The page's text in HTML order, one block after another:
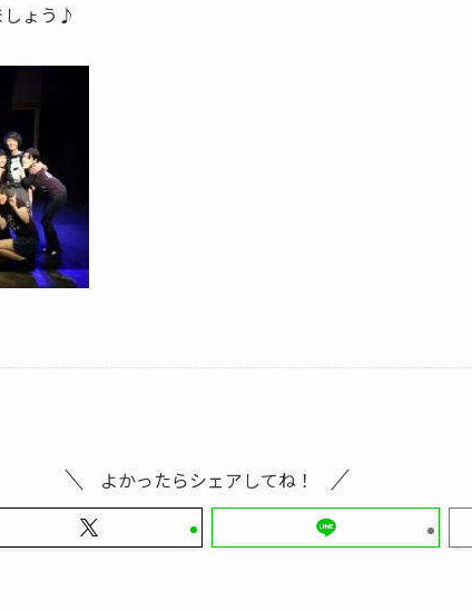
しょう♪
よかったらシェアしてね！